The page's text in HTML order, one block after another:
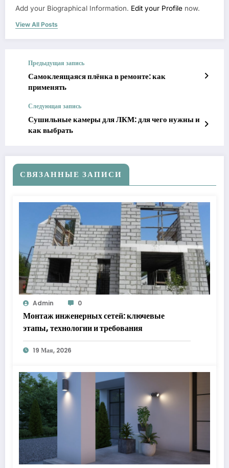
Add your Biographical Information. Edit your Profile now.
View All Posts
Предыдущая запись
Самоклеящаяся плёнка в ремонте: как
применять
Следующая запись
Сушильные камеры для ЛКМ: для чего нужны и
как выбрать
СВЯЗАННЫЕ ЗАПИСИ
Admin 0
Монтаж инженерных сетей: ключевые
этапы, технологии и требования
19 Мая, 2026